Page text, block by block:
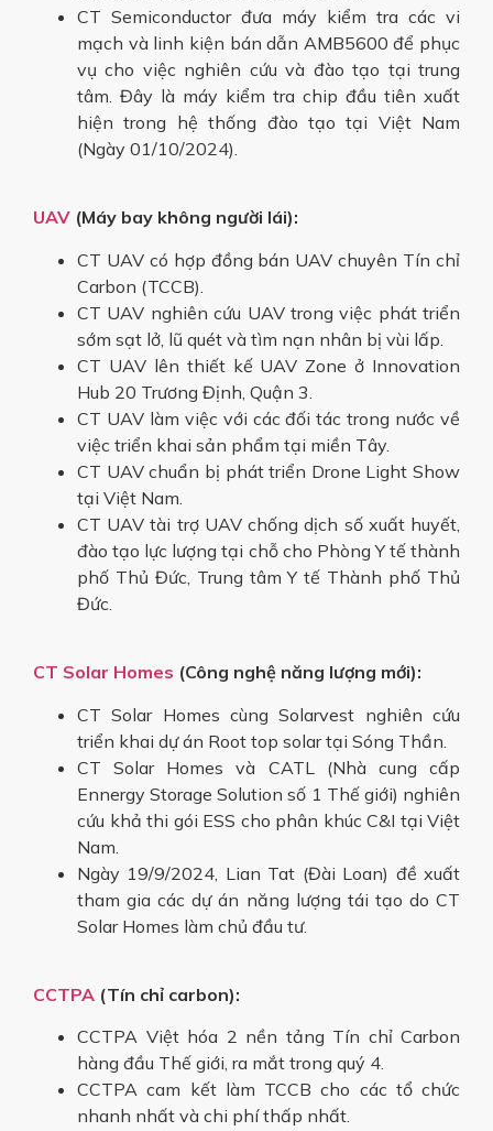
CT Semiconductor đưa máy kiểm tra các vi
mạch và linh kiện bán dẫn AMB5600 để phục
vụ cho việc nghiên cứu và đào tạo tại trung
tâm. Đây là máy kiểm tra chip đầu tiên xuất
hiện trong hệ thống đào tạo tại Việt Nam
(Ngày 01/10/2024).
UAV (Máy bay không người lái):
CT UAV có hợp đồng bán UAV chuyên Tín chỉ
Carbon (TCCB).
CT UAV nghiên cứu UAV trong việc phát triển
sớm sạt lở, lũ quét và tìm nạn nhân bị vùi lấp.
CT UAV lên thiết kế UAV Zone ở Innovation
Hub 20 Trương Định, Quận 3.
CT UAV làm việc với các đối tác trong nước về
việc triển khai sản phẩm tại miền Tây.
CT UAV chuẩn bị phát triển Drone Light Show
tại Việt Nam.
CT UAV tài trợ UAV chống dịch số xuất huyết,
đào tạo lực lượng tại chỗ cho Phòng Y tế thành
phố Thủ Đức, Trung tâm Y tế Thành phố Thủ
Đức.
CT Solar Homes (Công nghệ năng lượng mới):
CT Solar Homes cùng Solarvest nghiên cứu
triển khai dự án Root top solar tại Sóng Thần.
CT Solar Homes và CATL (Nhà cung cấp
Ennergy Storage Solution số 1 Thế giới) nghiên
cứu khả thi gói ESS cho phân khúc C&I tại Việt
Nam.
Ngày 19/9/2024, Lian Tat (Đài Loan) đề xuất
tham gia các dự án năng lượng tái tạo do CT
Solar Homes làm chủ đầu tư.
CCTPA (Tín chỉ carbon):
CCTPA Việt hóa 2 nền tảng Tín chỉ Carbon
hàng đầu Thế giới, ra mắt trong quý 4.
CCTPA cam kết làm TCCB cho các tổ chức
nhanh nhất và chi phí thấp nhất.